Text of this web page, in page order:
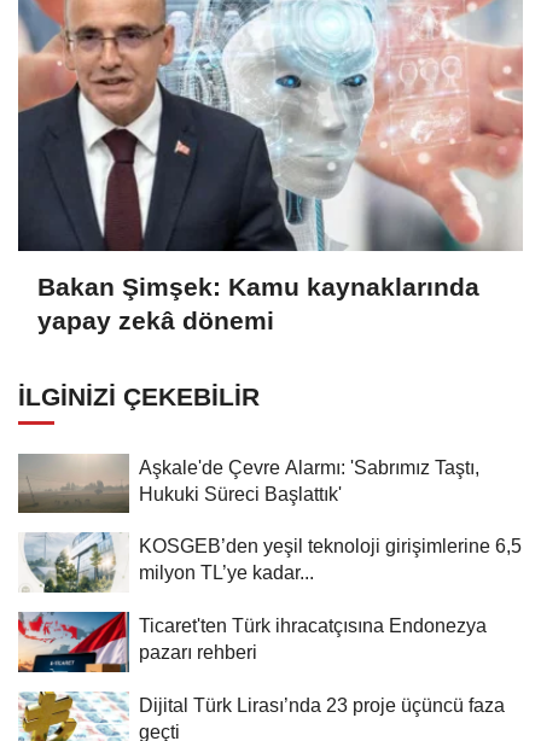
Bakan Şimşek: Kamu kaynaklarında
yapay zekâ dönemi
İLGINIZI ÇEKEBILIR
Aşkale'de Çevre Alarmı: 'Sabrımız Taştı,
Hukuki Süreci Başlattık'
KOSGEB’den yeşil teknoloji girişimlerine 6,5
milyon TL’ye kadar...
Ticaret'ten Türk ihracatçısına Endonezya
pazarı rehberi
Dijital Türk Lirası’nda 23 proje üçüncü faza
geçti